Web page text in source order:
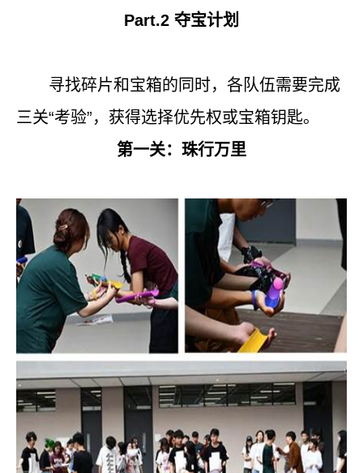
Part.2 夺宝计划
寻找碎片和宝箱的同时，各队伍需要完成
三关“考验”，获得选择优先权或宝箱钥匙。
第一关：珠行万里